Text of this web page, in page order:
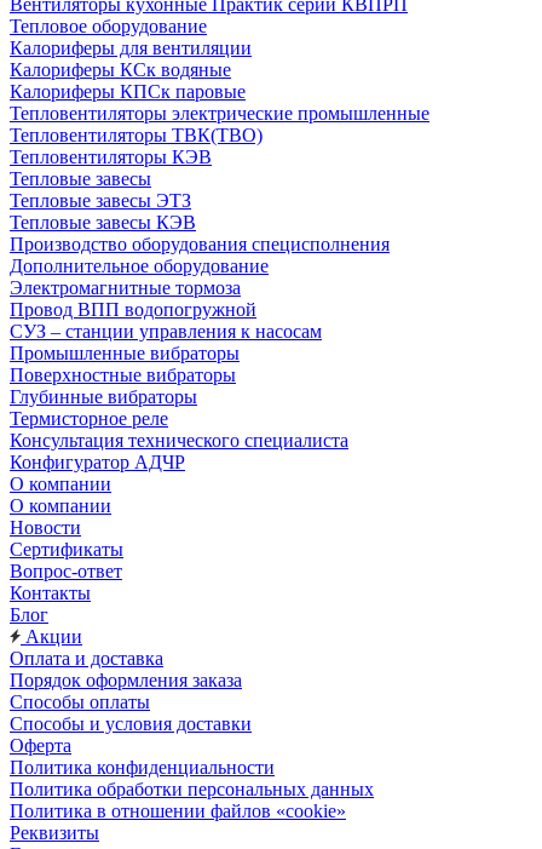
Вентиляторы кухонные Практик серии КВПРП
Тепловое оборудование
Калориферы для вентиляции
Калориферы КСк водяные
Калориферы КПСк паровые
Тепловентиляторы электрические промышленные
Тепловентиляторы ТВК(ТВО)
Тепловентиляторы КЭВ
Тепловые завесы
Тепловые завесы ЭТЗ
Тепловые завесы КЭВ
Производство оборудования специсполнения
Дополнительное оборудование
Электромагнитные тормоза
Провод ВПП водопогружной
СУЗ – станции управления к насосам
Промышленные вибраторы
Поверхностные вибраторы
Глубинные вибраторы
Термисторное реле
Консультация технического специалиста
Конфигуратор АДЧР
О компании
О компании
Новости
Сертификаты
Вопрос-ответ
Контакты
Блог
Акции
Оплата и доставка
Порядок оформления заказа
Способы оплаты
Способы и условия доставки
Оферта
Политика конфиденциальности
Политика обработки персональных данных
Политика в отношении файлов «cookie»
Реквизиты